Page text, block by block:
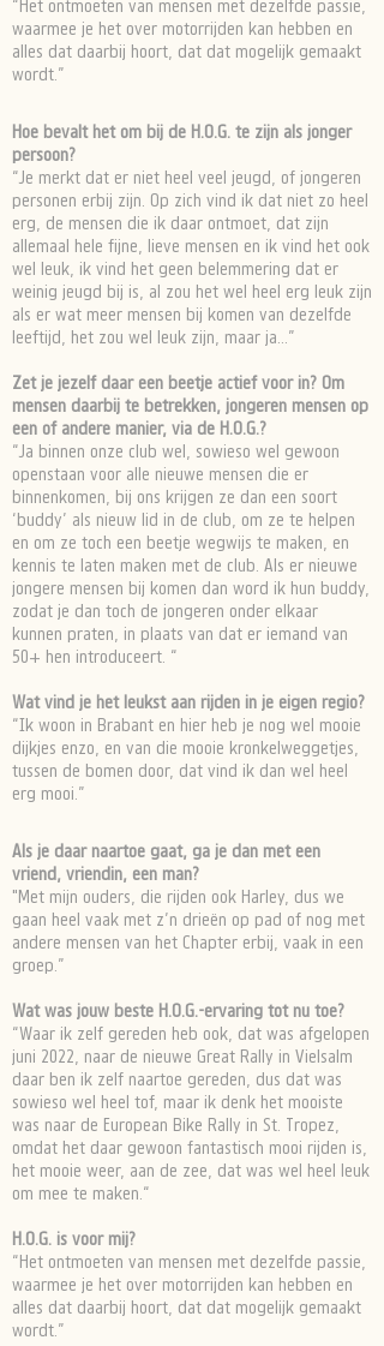
waarmee je het over motorrijden kan hebben en
alles dat daarbij hoort, dat dat mogelijk gemaakt
wordt.”
Hoe bevalt het om bij de H.O.G. te zijn als jonger
persoon?
“Je merkt dat er niet heel veel jeugd, of jongeren
personen erbij zijn. Op zich vind ik dat niet zo heel
erg, de mensen die ik daar ontmoet, dat zijn
allemaal hele fijne, lieve mensen en ik vind het ook
wel leuk, ik vind het geen belemmering dat er
weinig jeugd bij is, al zou het wel heel erg leuk zijn
als er wat meer mensen bij komen van dezelfde
leeftijd, het zou wel leuk zijn, maar ja...”
Zet je jezelf daar een beetje actief voor in? Om
mensen daarbij te betrekken, jongeren mensen op
een of andere manier, via de H.O.G.?
“Ja binnen onze club wel, sowieso wel gewoon
openstaan voor alle nieuwe mensen die er
binnenkomen, bij ons krijgen ze dan een soort
‘buddy’ als nieuw lid in de club, om ze te helpen
en om ze toch een beetje wegwijs te maken, en
kennis te laten maken met de club. Als er nieuwe
jongere mensen bij komen dan word ik hun buddy,
zodat je dan toch de jongeren onder elkaar
kunnen praten, in plaats van dat er iemand van
50+ hen introduceert. “
Wat vind je het leukst aan rijden in je eigen regio?
“Ik woon in Brabant en hier heb je nog wel mooie
dijkjes enzo, en van die mooie kronkelweggetjes,
tussen de bomen door, dat vind ik dan wel heel
erg mooi.”
Als je daar naartoe gaat, ga je dan met een
vriend, vriendin, een man?
"Met mijn ouders, die rijden ook Harley, dus we
gaan heel vaak met z’n drieën op pad of nog met
andere mensen van het Chapter erbij, vaak in een
groep.”
Wat was jouw beste H.O.G.-ervaring tot nu toe?
“Waar ik zelf gereden heb ook, dat was afgelopen
juni 2022, naar de nieuwe Great Rally in Vielsalm
daar ben ik zelf naartoe gereden, dus dat was
sowieso wel heel tof, maar ik denk het mooiste
was naar de European Bike Rally in St. Tropez,
omdat het daar gewoon fantastisch mooi rijden is,
het mooie weer, aan de zee, dat was wel heel leuk
om mee te maken.“
H.O.G. is voor mij?
“Het ontmoeten van mensen met dezelfde passie,
waarmee je het over motorrijden kan hebben en
alles dat daarbij hoort, dat dat mogelijk gemaakt
wordt.”